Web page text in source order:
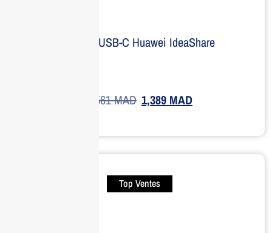
Dongle USB-C Huawei IdeaShare
1,561MAD 1,389 MAD
Top Ventes